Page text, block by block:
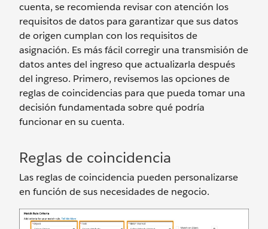
cuenta, se recomienda revisar con atención los
requisitos de datos para garantizar que sus datos
de origen cumplan con los requisitos de
asignación. Es más fácil corregir una transmisión de
datos antes del ingreso que actualizarla después
del ingreso. Primero, revisemos las opciones de
reglas de coincidencias para que pueda tomar una
decisión fundamentada sobre qué podría
funcionar en su cuenta.
Reglas de coincidencia
Las reglas de coincidencia pueden personalizarse
en función de sus necesidades de negocio.